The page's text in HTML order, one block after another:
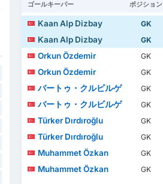
ゴールキーパー ポジション
Kaan Alp Dizbay GK
Kaan Alp Dizbay
GK
Orkun Özdemir
GK
Orkun Özdemir
GK
バートゥ・クルビルゲ
GK
バートゥ・クルビルゲ
GK
Türker Dırdıroğlu
GK
Türker Dırdıroğlu
GK
Muhammet Özkan
GK
Muhammet Özkan
GK